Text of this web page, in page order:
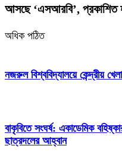
আসছে ‘এসআরবি’,
অধিক পঠিত
নজরুল বিশ্ববিদ্যালয়ে কেন্দ্রীয়
বাকৃবিতে সংঘর্ষ: একাডেমিক
ছাত্রদলের আহ্বান